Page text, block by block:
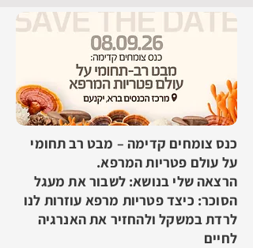
כנס צומחים קדימה – מבט רב תחומי
על עולם פטריות המרפא.
הרצאה שלי בנושא: לשבור את מעגל
הסוכר: כיצד פטריות מרפא עוזרות לנו
לרדת במשקל ולהחזיר את האנרגיה
לחיים